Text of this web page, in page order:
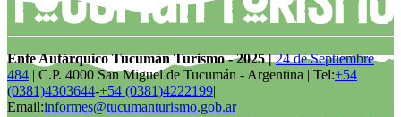
Ente Autárquico Tucumán Turismo - 2025 |24 de Septiembre
484 | C.P. 4000 San Miguel de Tucumán - Argentina | Tel:+54
(0381)4303644-+54 (0381)4222199|
Email:informes@tucumanturismo.gob.ar